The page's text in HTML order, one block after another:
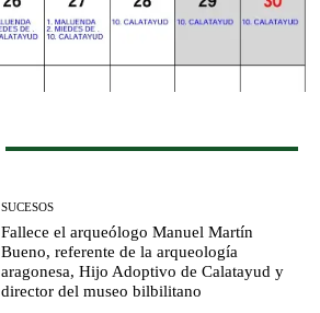
SUCESOS
Fallece el arqueólogo Manuel Martín
Bueno, referente de la arqueología
aragonesa, Hijo Adoptivo de Calatayud y
director del museo bilbilitano